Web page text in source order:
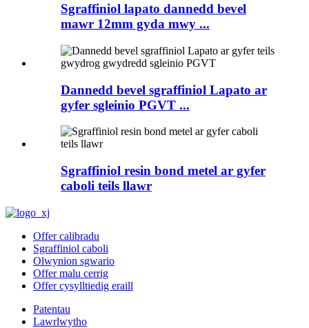
Sgraffiniol lapato dannedd bevel
mawr 12mm gyda mwy ...
Dannedd bevel sgraffiniol Lapato ar
gyfer sgleinio PGVT ...
Sgraffiniol resin bond metel ar gyfer
caboli teils llawr
Offer calibradu
Sgraffiniol caboli
Olwynion sgwario
Offer malu cerrig
Offer cysylltiedig eraill
Patentau
Lawrlwytho